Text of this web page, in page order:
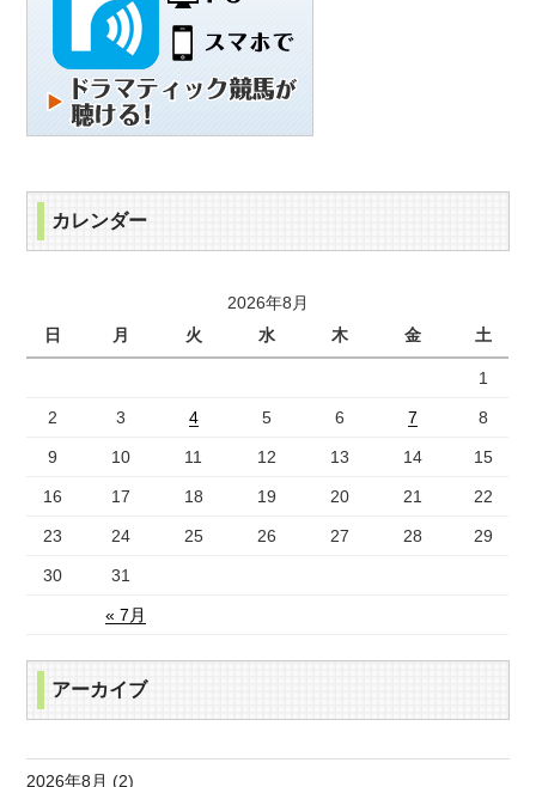
カレンダー
2026年8月
日
月 火 水 木 金 土
« 7月
1
2 3 4 5 6 7 8
9 10 11 12 13 14 15
16 17 18 19 20 21 22
23 24 25 26 27 28 29
30 31
アーカイブ
2026年8月 (2)